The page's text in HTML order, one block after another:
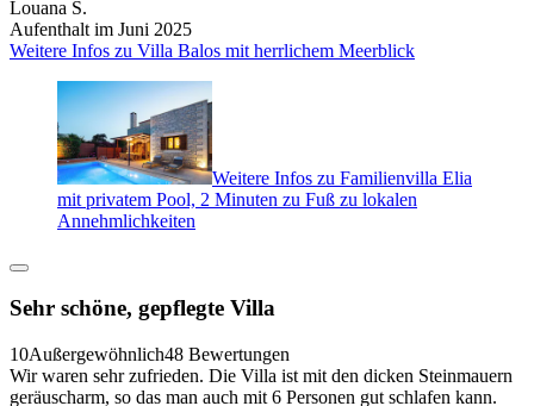
Louana S.
Aufenthalt im Juni 2025
Weitere Infos zu Villa Balos mit herrlichem Meerblick
Weitere Infos zu Familienvilla Elia
mit privatem Pool, 2 Minuten zu Fuß zu lokalen
Annehmlichkeiten
Sehr schöne, gepflegte Villa
10Außergewöhnlich48 Bewertungen
Wir waren sehr zufrieden. Die Villa ist mit den dicken Steinmauern
geräuscharm, so das man auch mit 6 Personen gut schlafen kann.